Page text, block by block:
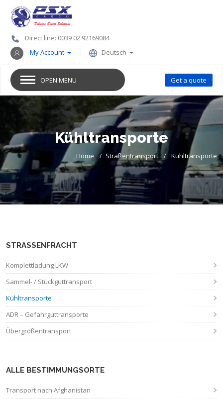
Direct line: 0039 02 92169084
My Account
Deutsch
OPEN MENU Get a quote
Kühltransporte
Home Straßentransport Kühltransporte
STRASSENFRACHT
Komplettladung LKW
Sammel- / Stückguttransport
Kühltransporte
ADR – Gefahrguttransporte
Übergrößentransport
ALLE BESTIMMUNGSORTE
Transport nach Afghanistan